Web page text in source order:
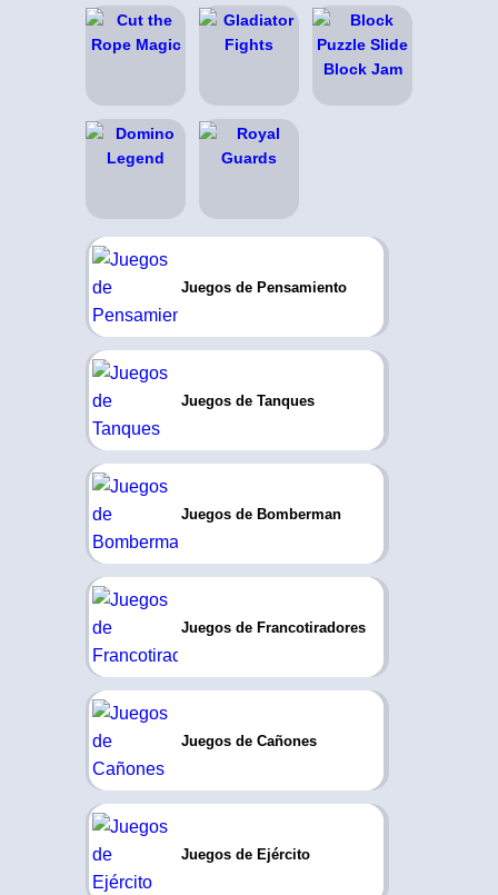
Juegos de Pensamiento
Juegos de Tanques
Juegos de Bomberman
Juegos de Francotiradores
Juegos de Cañones
Juegos de Ejército